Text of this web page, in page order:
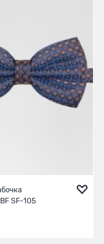
SF-105